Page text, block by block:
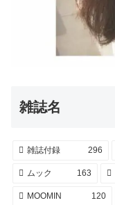
雑誌名
雑誌付録 296
ムック 163
MOOMIN 120